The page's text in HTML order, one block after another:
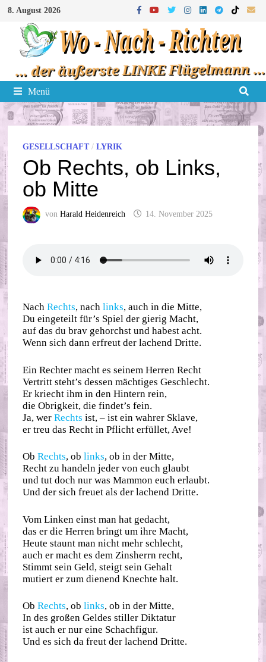
Zum
Inhalt
springen
8. August 2026
Menü
GESELLSCHAFT/LYRIK
Ob Rechts, ob Links,
ob Mitte
vonHarald Heidenreich 14. November 2025
NachRechts, nachlinks, auch in die Mitte,
Du eingeteilt für’s Spiel der gierig Macht,
auf das du brav gehorchst und habest acht.
Wenn sich dann erfreut der lachend Dritte.
Ein Rechter macht es seinem Herren Recht
Vertritt steht’s dessen mächtiges Geschlecht.
Er kriecht ihm in den Hintern rein,
die Obrigkeit, die findet’s fein.
Ja, werRechts ist, – ist ein wahrer Sklave,
er treu das Recht in Pflicht erfüllet, Ave!
ObRechts, oblinks, ob in der Mitte,
Recht zu handeln jeder von euch glaubt
und tut doch nur was Mammon euch erlaubt.
Und der sich freuet als der lachend Dritte.
Vom Linken einst man hat gedacht,
das er die Herren bringt um ihre Macht,
Heute staunt man nicht mehr schlecht,
auch er macht es dem Zinsherrn recht,
Stimmt sein Geld, steigt sein Gehalt
mutiert er zum dienend Knechte halt.
ObRechts, oblinks, ob in der Mitte,
In des großen Geldes stiller Diktatur
ist auch er nur eine Schachfigur.
Und es sich da freut der lachend Dritte.